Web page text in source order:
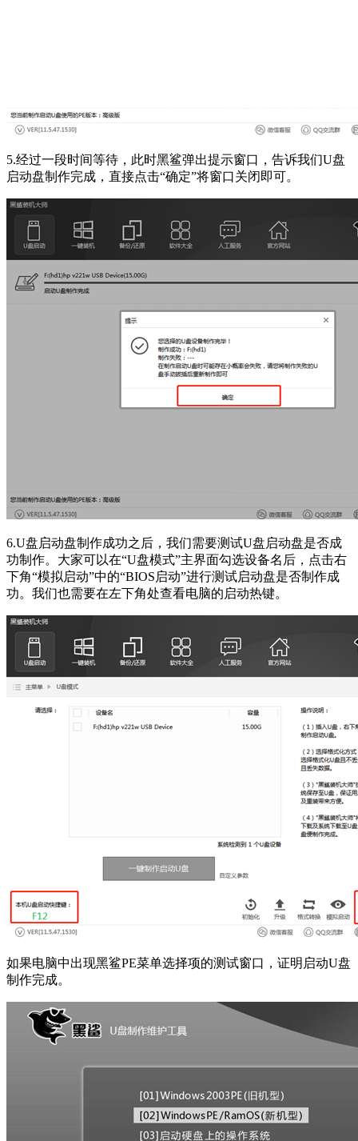
5.经过一段时间等待，此时黑鲨弹出提示窗口，告诉我们U盘
启动盘制作完成，直接点击“确定”将窗口关闭即可。
6.U盘启动盘制作成功之后，我们需要测试U盘启动盘是否成
功制作。大家可以在“U盘模式”主界面勾选设备名后，点击右
下角“模拟启动”中的“BIOS启动”进行测试启动盘是否制作成
功。我们也需要在左下角处查看电脑的启动热键。
如果电脑中出现黑鲨PE菜单选择项的测试窗口，证明启动U盘
制作完成。